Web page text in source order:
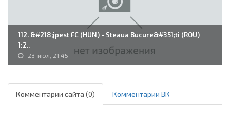
112. &#218;jpest FC (HUN) - Steaua Bucure&#351;ti (ROU)
1:2..
23-июл, 21:45
Комментарии сайта (0) Комментарии ВК